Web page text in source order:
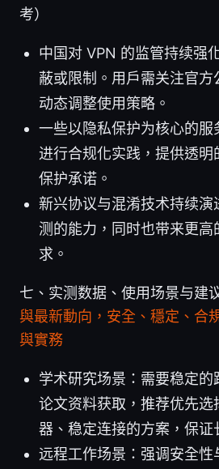
考）
中国对 VPN 的监管持续强
蔽或限制。用户需关注官方
动态调整使用策略。
一些以隐私保护为核心的服
进行合规化实践，提供透明
保护承诺。
新兴协议与混淆技术持续演
测的能力，同时也带来更高
求。
七、实测数据、使用场景与建
與最新動向，安全、穩定、合
與實務
学术研究场景：需要稳定的
论文资料获取，推荐优先选
器、稳定连接的方案，保证
远程工作场景：强调安全性